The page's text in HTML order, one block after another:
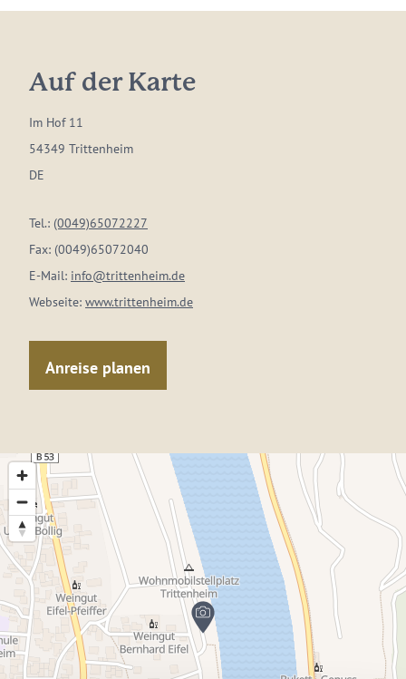
Auf der Karte
Im Hof 11
54349 Trittenheim
DE
Tel.: (0049)65072227
Fax: (0049)65072040
E-Mail: info@trittenheim.de
Webseite: www.trittenheim.de
Anreise planen